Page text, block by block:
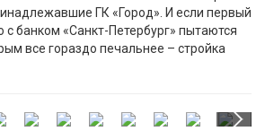
ГК «Город». И если первый
банком «Санкт-Петербург» пытаются
все гораздо печальнее – стройка